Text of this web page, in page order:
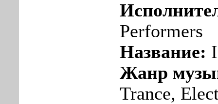
Performers
Название:
Жанр
Trance,